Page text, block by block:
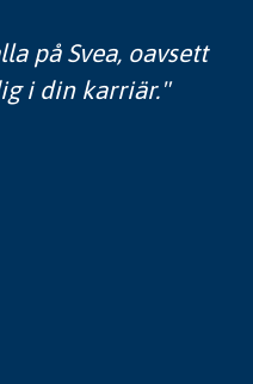
på Svea, oavsett
i din karriär."